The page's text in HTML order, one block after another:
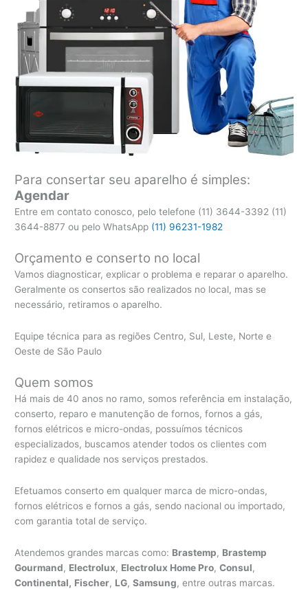
Para consertar seu aparelho é simples:
Agendar
Entre em contato conosco, pelo telefone (11) 3644-3392 (11)
3644-8877 ou pelo WhatsApp (11) 96231-1982
Orçamento e conserto no local
Vamos diagnosticar, explicar o problema e reparar o aparelho.
Geralmente os consertos são realizados no local, mas se
necessário, retiramos o aparelho.
Equipe técnica para as regiões Centro, Sul, Leste, Norte e
Oeste de São Paulo
Quem somos
Há mais de 40 anos no ramo, somos referência em instalação,
conserto, reparo e manutenção de fornos, fornos a gás,
fornos elétricos e micro-ondas, possuímos técnicos
especializados, buscamos atender todos os clientes com
rapidez e qualidade nos serviços prestados.
Efetuamos conserto em qualquer marca de micro-ondas,
fornos elétricos e fornos a gás, sendo nacional ou importado,
com garantia total de serviço.
Atendemos grandes marcas como: Brastemp, Brastemp
Gourmand, Electrolux, Electrolux Home Pro,Consul,
Continental, Fischer, LG,Samsung, entre outras marcas.